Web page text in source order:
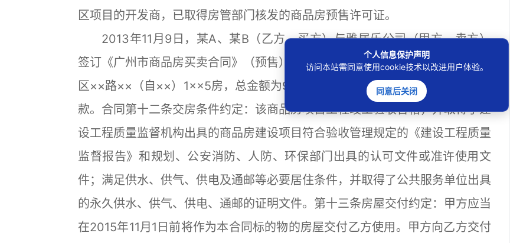
区项目的开发商，已取得房管部门核发的商品房预售许可证。
2013年11月9日，某A、某B（乙方、买方）与雅居乐公司（甲方、卖方）
签订《广州市商品房买卖合同》（预售）及附件，约定乙方向甲方购买位于花都
区××路××（自××）1××5房，总金额为936764元，付款方式为按揭贷款方式付
款。合同第十二条交房条件约定：该商品房项目工程竣工验收合格，并取得了建
设工程质量监督机构出具的商品房建设项目符合验收管理规定的《建设工程质量
监督报告》和规划、公安消防、人防、环保部门出具的认可文件或准许使用文
件；满足供水、供气、供电及通邮等必要居住条件，并取得了公共服务单位出具
的永久供水、供气、供电、通邮的证明文件。第十三条房屋交付约定：甲方应当
在2015年11月1日前将作为本合同标的物的房屋交付乙方使用。甲方向乙方交付
个人信息保护声明
访问本站需同意使用cookie技术以改进用户体验。
同意后关闭